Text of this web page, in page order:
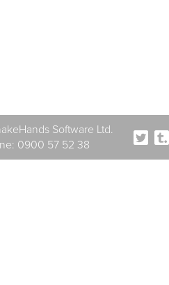
Software Ltd.
0900 57 52 38